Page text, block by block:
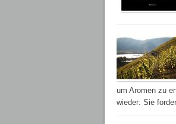
um Aromen zu
wieder: Sie